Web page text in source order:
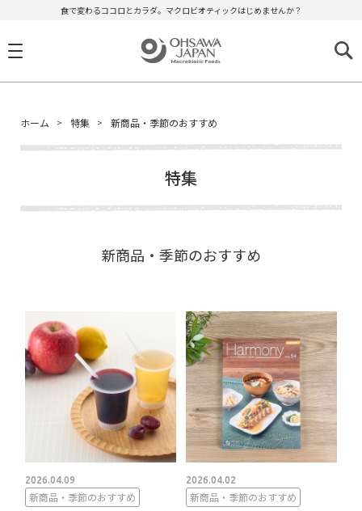
食で変わるココロとカラダ。マクロビオティックはじめませんか？
ホーム 特集 新商品・季節のおすすめ
特集
新商品・季節のおすすめ
2026.04.09
新商品・季節のおすすめ
2026.04.02
新商品・季節のおすすめ